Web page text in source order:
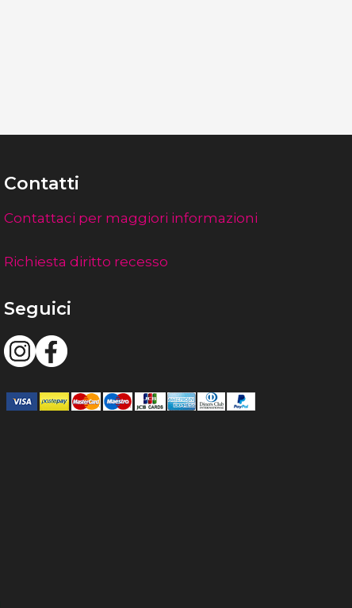
Contatti
Contattaci per maggiori informazioni
Richiesta diritto recesso
Seguici